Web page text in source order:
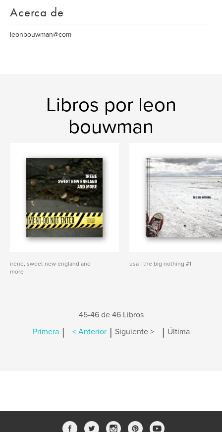
Acerca de
leonbouwman@com
Libros por leon
bouwman
irene, sweet new england and
more
usa | the big nothing #1
45-46 de 46 Libros
Primera | < Anterior | Siguiente > | Última